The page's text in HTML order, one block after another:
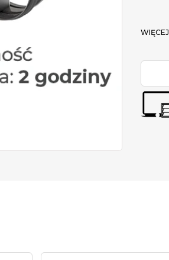
WIĘCEJ